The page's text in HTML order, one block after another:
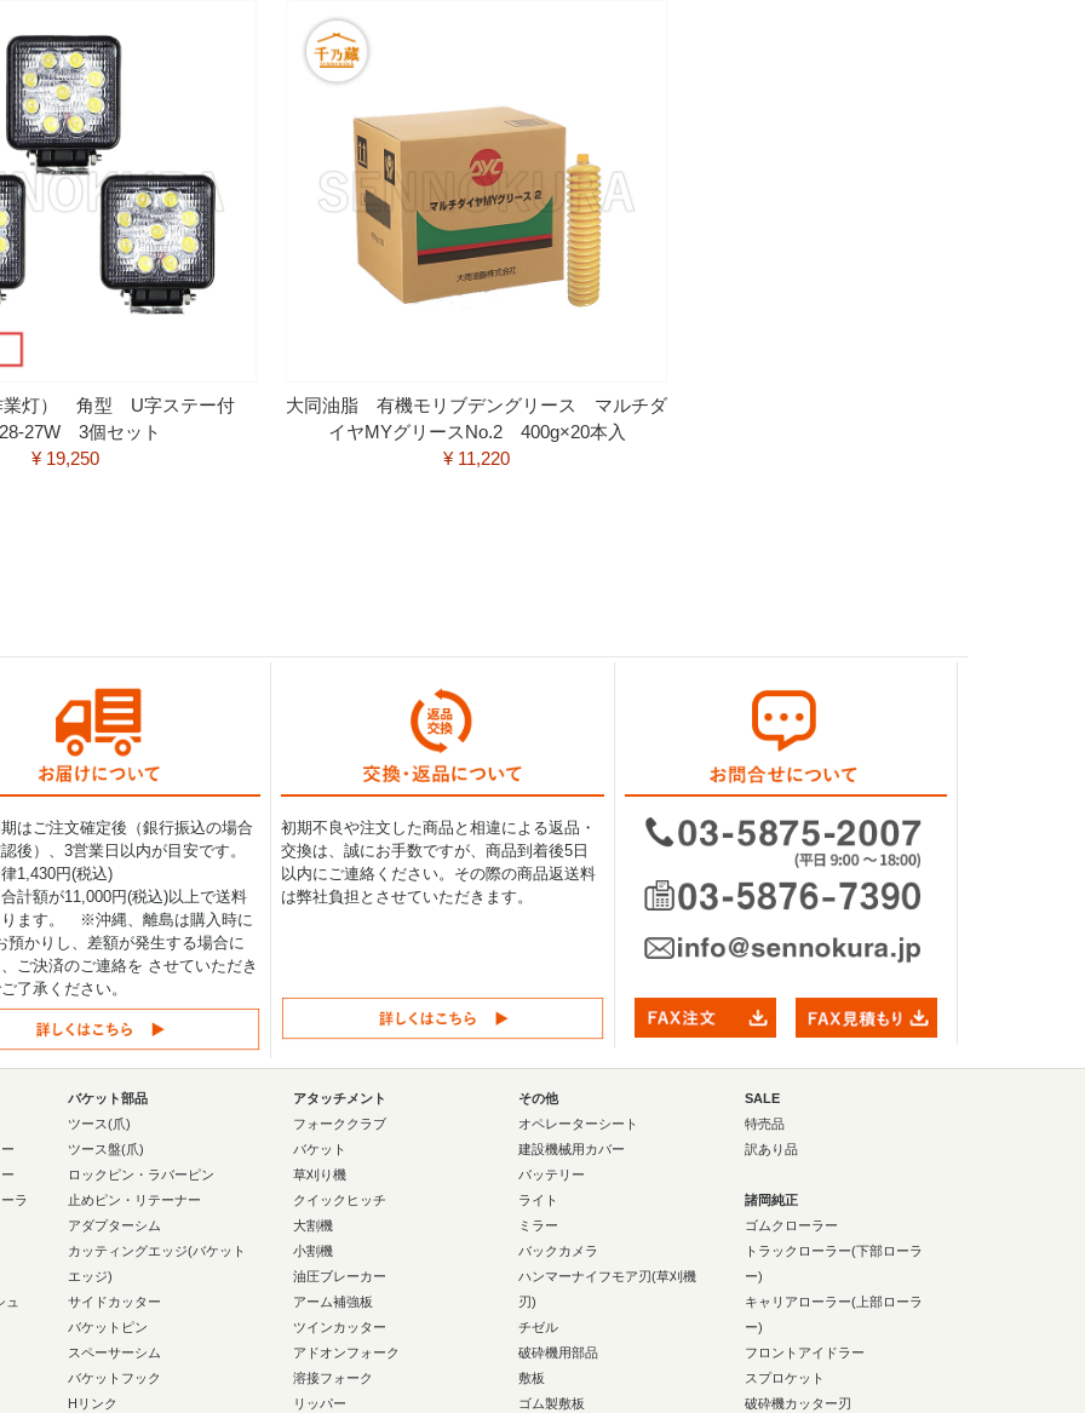
業灯） 角型 U字ステー付
27W 3個セット
¥ 19,250
大同油脂 有機モリブデングリース マルチダ
イヤMYグリースNo.2 400g×20本入
¥ 11,220
はご注文確定後（銀行振込の場合
後）、3営業日以内が目安です。
1,430円(税込)
計額が11,000円(税込)以上で送料
ります。 ※沖縄、離島は購入時に
預かりし、差額が発生する場合に
ご決済のご連絡を させていただき
了承ください。
初期不良や注文した商品と相違による返品・
交換は、誠にお手数ですが、商品到着後5日
以内にご連絡ください。その際の商品返送料
は弊社負担とさせていただきます。
ラ
ュ
バケット部品
ツース(爪)
ツース盤(爪)
ロックピン・ラバーピン
止めピン・リテーナー
アダプターシム
カッティングエッジ(バケット
エッジ)
サイドカッター
バケットピン
スペーサーシム
バケットフック
Hリンク
アタッチメント
フォーククラブ
バケット
草刈り機
クイックヒッチ
大割機
小割機
油圧ブレーカー
アーム補強板
ツインカッター
アドオンフォーク
溶接フォーク
リッパー
その他
オペレーターシート
建設機械用カバー
バッテリー
ライト
ミラー
バックカメラ
ハンマーナイフモア刃(草刈機
刃)
チゼル
破砕機用部品
敷板
ゴム製敷板
SALE
特売品
訳あり品
諸岡純正
ゴムクローラー
トラックローラー(下部ローラ
ー)
キャリアローラー(上部ローラ
ー)
フロントアイドラー
スプロケット
破砕機カッター刃